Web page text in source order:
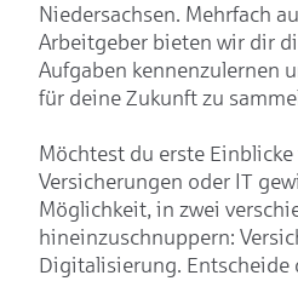
Niedersachsen. Mehrfach
Arbeitgeber bieten wir dir
Aufgaben kennenzulernen
für deine Zukunft zu
Möchtest du erste
Versicherungen oder IT
Möglichkeit, in zwei
hineinzuschnuppern:
Digitalisierung. Entscheide